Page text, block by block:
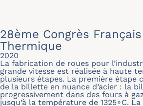
28ème Congrès
Thermique
2020
La fabrication de roues pour
grande vitesse est réalisée à haute
plusieurs étapes. La première étape
de la billette en nuance d’acier : la
progressivement dans des fours à
jusqu’à la température de 1325∘C.